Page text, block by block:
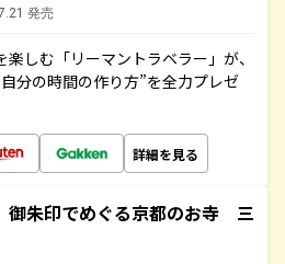
発売
しむ「リーマントラベラー」が、
分の時間の作り方”を全力プレゼ
詳細を見る
朱印でめぐる京都のお寺 三